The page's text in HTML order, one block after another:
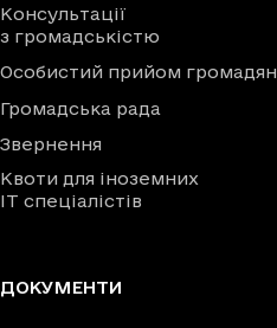
Консультації
з громадськістю
Особистий прийом громадян
Громадська рада
Звернення
Квоти для іноземних
IT спеціалістів
ДОКУМЕНТИ